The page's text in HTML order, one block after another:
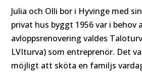
Julia och Olli bor i Hyvinge med
privat hus byggt 1956 var i behov
avloppsrenovering valdes
LVIturva) som entreprenör. Det
möjligt att sköta en familjs